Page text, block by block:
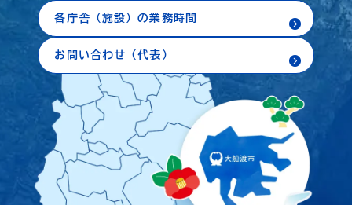
各庁舎（施設）の業務時間
お問い合わせ（代表）